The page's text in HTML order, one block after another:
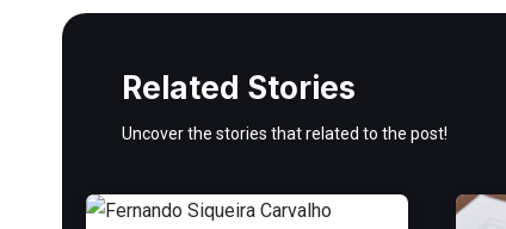
Related Stories
Uncover the stories that related to the post!